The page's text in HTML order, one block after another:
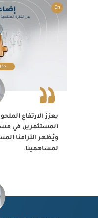
En
عن الفترة المنتهية / كما في 30
يعزز الارتفاع
المستثمرين في
ويُظهر التزامنا
لمساهمينا.